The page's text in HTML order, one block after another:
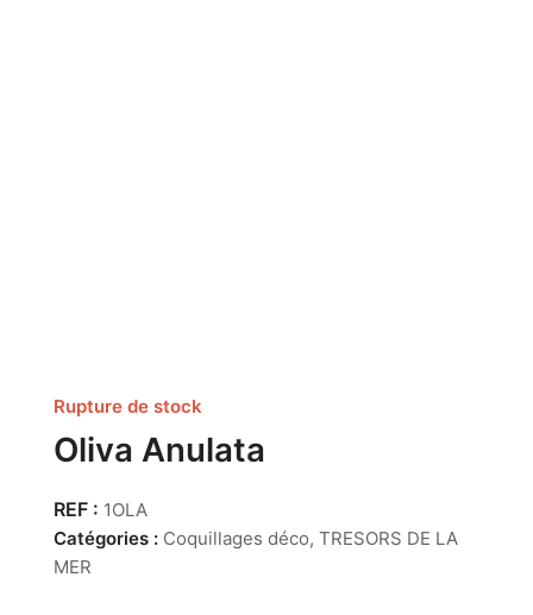
Oliva Anulata
Rupture de stock
1OLA
Catégories : Coquillages déco, TRESORS DE LA
MER